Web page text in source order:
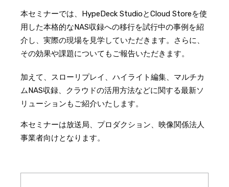
本セミナーでは、HypeDeck StudioとCloud Storeを使
用した本格的なNAS収録への移行を試行中の事例を紹
介し、実際の現場を見学していただきます。さらに、
その効果や課題についてもご報告いただきます。
加えて、スローリプレイ、ハイライト編集、マルチカ
ムNAS収録、クラウドの活用方法などに関する最新ソ
リューションもご紹介いたします。
本セミナーは放送局、プロダクション、映像関係法人
事業者向けとなります。